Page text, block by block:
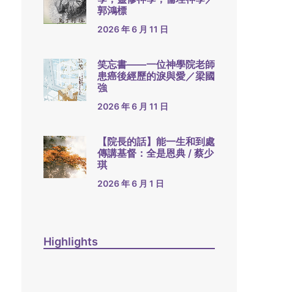
郭鴻標
2026 年 6 月 11 日
笑忘書——一位神學院老師
患癌後經歷的淚與愛／梁國
強
2026 年 6 月 11 日
【院長的話】能一生和到處
傳講基督：全是恩典 / 蔡少
琪
2026 年 6 月 1 日
Highlights